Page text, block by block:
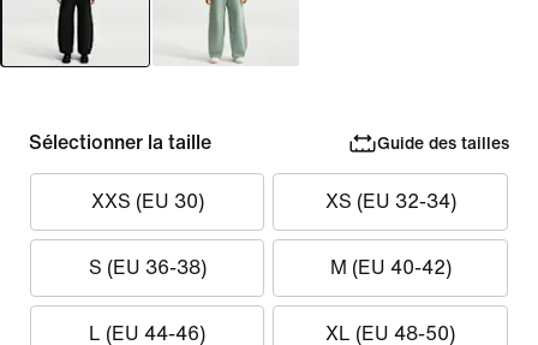
Sélectionner la taille Guide des tailles
XXS (EU 30) XS (EU 32-34)
S (EU 36-38) M (EU 40-42)
L (EU 44-46) XL (EU 48-50)